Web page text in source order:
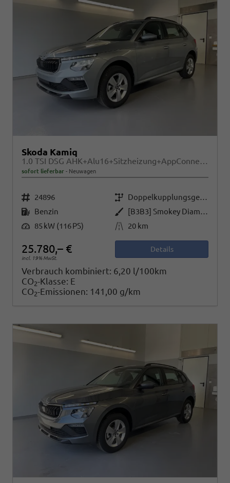
Skoda Kamiq
1.0 TSI DSG AHK+Alu16+Sitzheizung+AppConnect+GV5+LED+Nebel+Klima
sofort lieferbar Neuwagen
Fahrzeugnr. 24896 Getriebe
Doppelkupplungsgetriebe (DSG)
Kraftstoff Benzin Außenfarbe
[B3B3] Smokey Diamond-Silber Metallic
Leistung 85 kW (116 PS) Kilometerstand 20 km
25.780,– €
incl. 19% MwSt.
Details
Verbrauch kombiniert: 6,20 l/100km
CO2-Klasse: E
CO2-Emissionen: 141,00 g/km